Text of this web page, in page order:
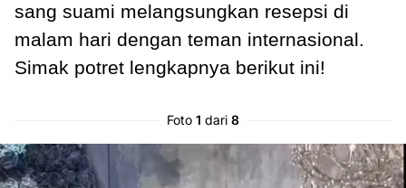
sang suami melangsungkan resepsi di
malam hari dengan teman internasional.
Simak potret lengkapnya berikut ini!
Foto 1 dari 8